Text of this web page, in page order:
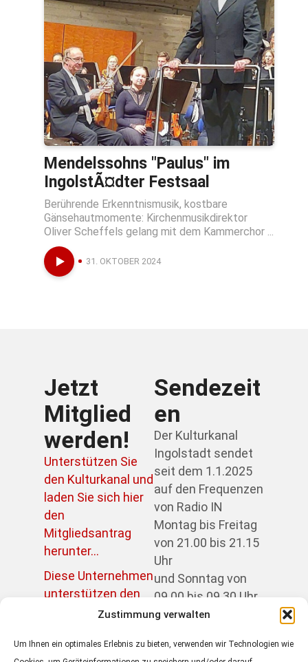
Zustimmung verwalten
Um Ihnen ein optimales Erlebnis zu bieten, verwenden wir Technologien wie
Mendelssohns "Paulus" im
IngolstÃ¤dter Festsaal
Berührende Erkenntnismusik, kostbare
Gänsehautmomente: Kirchenmusikdirektor
Oliver Scheffels gelang mit dem Kammerchor ...
31. OKTOBER 2024
Jetzt
Mitglied
werden!
Unterstützen Sie
den Kulturkanal und
laden Sie sich hier
den
Mitgliedsantrag
herunter...
Diese Unternehmen
unterstützen den
Kulturkanal...
Sendezeit
en
Der Kulturkanal
Ingolstadt sendet
seit dem 1.1.2025
auf den Frequenzen
von Radio IN
Montag bis Freitag
von 21.00 bis 21.15
Uhr
und Sonntag von
09.00 bis 09.30 Uhr.